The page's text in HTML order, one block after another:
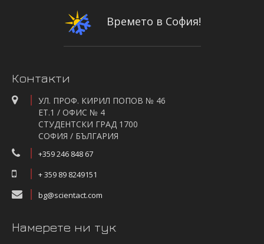
Времето в София!
Контакти
УЛ. ПРОФ. КИРИЛ ПОПОВ № 46
ЕТ.1 / ОФИС № 4
СТУДЕНТСКИ ГРАД 1700
СОФИЯ / БЪЛГАРИЯ
+359 246 848 67
+ 359 89 8249151
bg@scientact.com
Намерете ни тук